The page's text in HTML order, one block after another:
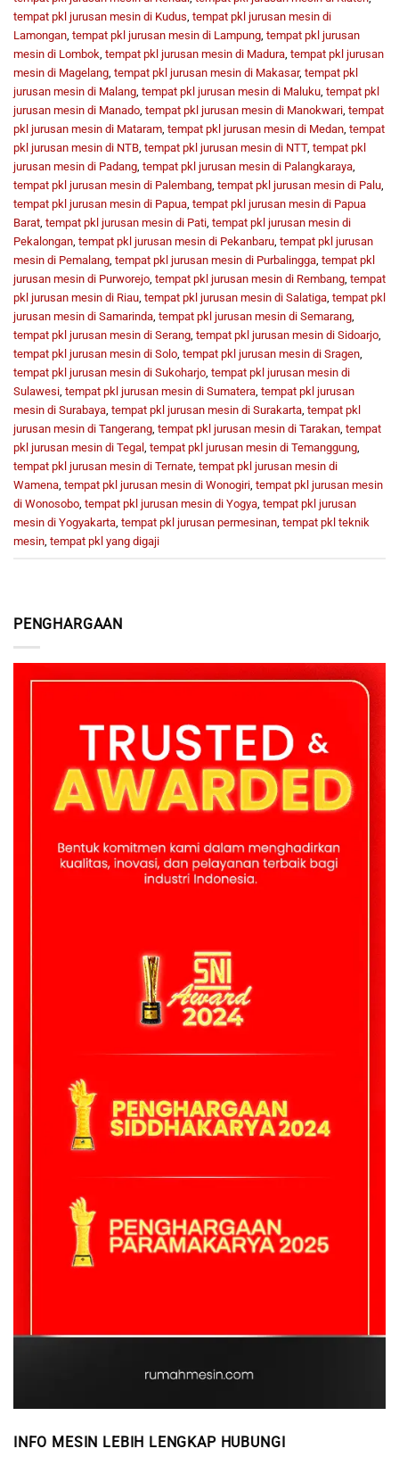
PENGHARGAAN
INFO MESIN LEBIH LENGKAP HUBUNGI
tempat pkl jurusan mesin di Kudus, tempat pkl jurusan mesin di
Lamongan, tempat pkl jurusan mesin di Lampung, tempat pkl jurusan
mesin di Lombok, tempat pkl jurusan mesin di Madura, tempat pkl jurusan
mesin di Magelang, tempat pkl jurusan mesin di Makasar, tempat pkl
jurusan mesin di Malang, tempat pkl jurusan mesin di Maluku, tempat pkl
jurusan mesin di Manado, tempat pkl jurusan mesin di Manokwari, tempat
pkl jurusan mesin di Mataram, tempat pkl jurusan mesin di Medan, tempat
pkl jurusan mesin di NTB, tempat pkl jurusan mesin di NTT, tempat pkl
jurusan mesin di Padang, tempat pkl jurusan mesin di Palangkaraya,
tempat pkl jurusan mesin di Palembang, tempat pkl jurusan mesin di Palu,
tempat pkl jurusan mesin di Papua, tempat pkl jurusan mesin di Papua
Barat, tempat pkl jurusan mesin di Pati, tempat pkl jurusan mesin di
Pekalongan, tempat pkl jurusan mesin di Pekanbaru, tempat pkl jurusan
mesin di Pemalang, tempat pkl jurusan mesin di Purbalingga, tempat pkl
jurusan mesin di Purworejo, tempat pkl jurusan mesin di Rembang, tempat
pkl jurusan mesin di Riau, tempat pkl jurusan mesin di Salatiga, tempat pkl
jurusan mesin di Samarinda, tempat pkl jurusan mesin di Semarang,
tempat pkl jurusan mesin di Serang, tempat pkl jurusan mesin di Sidoarjo,
tempat pkl jurusan mesin di Solo, tempat pkl jurusan mesin di Sragen,
tempat pkl jurusan mesin di Sukoharjo, tempat pkl jurusan mesin di
Sulawesi, tempat pkl jurusan mesin di Sumatera, tempat pkl jurusan
mesin di Surabaya, tempat pkl jurusan mesin di Surakarta, tempat pkl
jurusan mesin di Tangerang, tempat pkl jurusan mesin di Tarakan, tempat
pkl jurusan mesin di Tegal , tempat pkl jurusan mesin di Temanggung,
tempat pkl jurusan mesin di Ternate, tempat pkl jurusan mesin di
Wamena, tempat pkl jurusan mesin di Wonogiri, tempat pkl jurusan mesin
di Wonosobo, tempat pkl jurusan mesin di Yogya, tempat pkl jurusan
mesin di Yogyakarta, tempat pkl jurusan permesinan, tempat pkl teknik
mesin, tempat pkl yang digaji